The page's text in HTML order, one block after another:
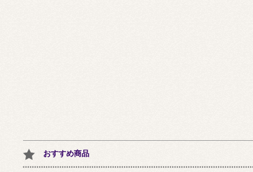
おすすめ商品